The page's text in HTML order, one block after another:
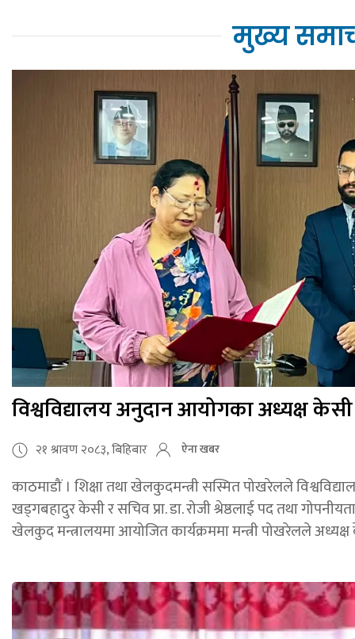
मुख्य
विश्वविद्यालय अनुदान आयोगका अध्यक्ष
२१ श्रावण २०८३, बिहिबार ऐना खबर
काठमाडौं । शिक्षा तथा खेलकुदमन्त्री सस्मित पोखरेलले
खड्गबहादुर केसी र सचिव प्रा. डा. रोजी श्रेष्ठलाई पद तथा
खेलकुद मन्त्रालयमा आयोजित कार्यक्रममा मन्त्री पोखरेलले